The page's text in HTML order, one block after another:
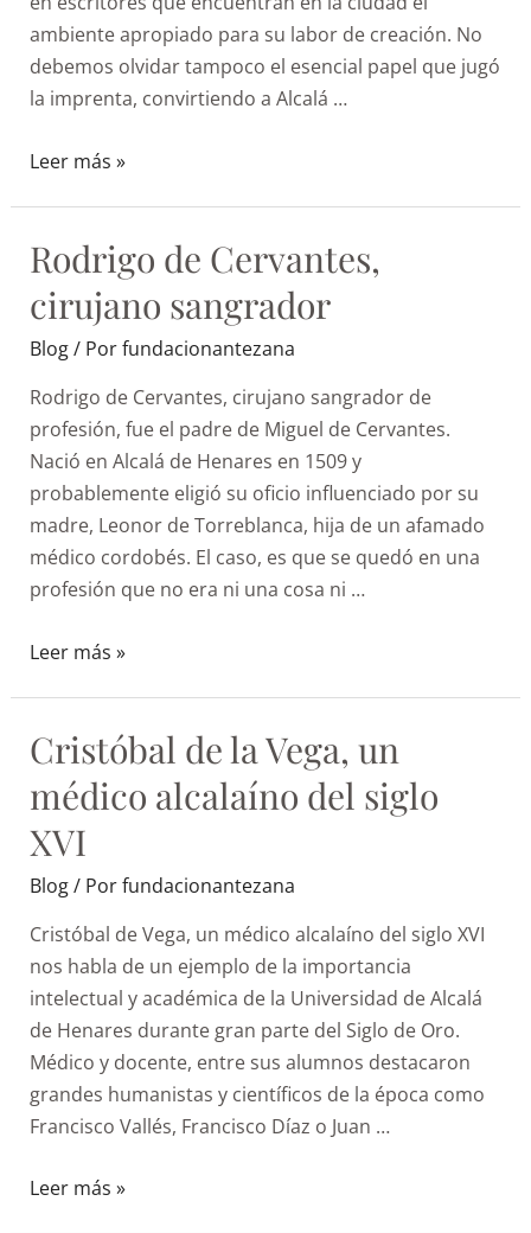
ambiente apropiado para su labor de creación. No
debemos olvidar tampoco el esencial papel que jugó
la imprenta, convirtiendo a Alcalá …
Leer más »
Rodrigo de Cervantes,
cirujano sangrador
Blog/ Porfundacionantezana
Rodrigo de Cervantes, cirujano sangrador de
profesión, fue el padre de Miguel de Cervantes.
Nació en Alcalá de Henares en 1509 y
probablemente eligió su oficio influenciado por su
madre, Leonor de Torreblanca, hija de un afamado
médico cordobés. El caso, es que se quedó en una
profesión que no era ni una cosa ni …
Leer más »
Cristóbal de la Vega, un
médico alcalaíno del siglo
XVI
Blog/ Porfundacionantezana
Cristóbal de Vega, un médico alcalaíno del siglo XVI
nos habla de un ejemplo de la importancia
intelectual y académica de la Universidad de Alcalá
de Henares durante gran parte del Siglo de Oro.
Médico y docente, entre sus alumnos destacaron
grandes humanistas y científicos de la época como
Francisco Vallés, Francisco Díaz o Juan …
Leer más »